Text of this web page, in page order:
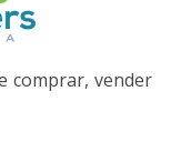
comprar, vender